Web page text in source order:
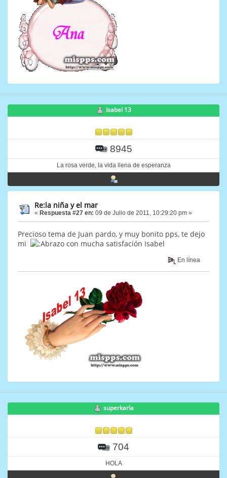
Isabel 13
8945
La rosa verde, la vida llena de esperanza
Re:la niña y el mar
« Respuesta #27 en: 09 de Julio de 2011, 10:29:20 pm »
Precioso tema de Juan pardo, y muy bonito pps, te dejo
mi
con mucha satisfación Isabel
En línea
superkarla
704
HOLA